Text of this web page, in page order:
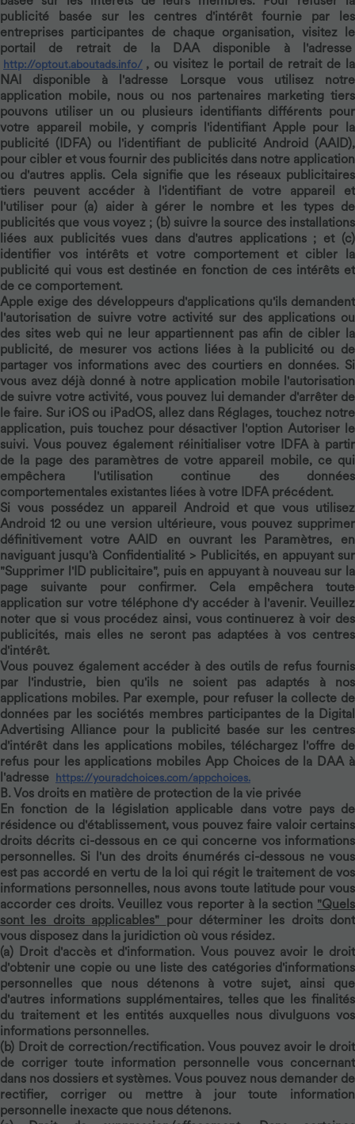
publicité basée sur les centres d'intérêt fournie par les
entreprises participantes de chaque organisation, visitez le
portail de retrait de la DAA disponible à l'adresse
http://optout.aboutads.info/ , ou visitez le portail de retrait de la
NAI disponible à l'adresse Lorsque vous utilisez notre
application mobile, nous ou nos partenaires marketing tiers
pouvons utiliser un ou plusieurs identifiants différents pour
votre appareil mobile, y compris l'identifiant Apple pour la
publicité (IDFA) ou l'identifiant de publicité Android (AAID),
pour cibler et vous fournir des publicités dans notre application
ou d'autres applis. Cela signifie que les réseaux publicitaires
tiers peuvent accéder à l'identifiant de votre appareil et
l'utiliser pour (a) aider à gérer le nombre et les types de
publicités que vous voyez ; (b) suivre la source des installations
liées aux publicités vues dans d'autres applications ; et (c)
identifier vos intérêts et votre comportement et cibler la
publicité qui vous est destinée en fonction de ces intérêts et
de ce comportement.
Apple exige des développeurs d'applications qu'ils demandent
l'autorisation de suivre votre activité sur des applications ou
des sites web qui ne leur appartiennent pas afin de cibler la
publicité, de mesurer vos actions liées à la publicité ou de
partager vos informations avec des courtiers en données. Si
vous avez déjà donné à notre application mobile l'autorisation
de suivre votre activité, vous pouvez lui demander d'arrêter de
le faire. Sur iOS ou iPadOS, allez dans Réglages, touchez notre
application, puis touchez pour désactiver l'option Autoriser le
suivi. Vous pouvez également réinitialiser votre IDFA à partir
de la page des paramètres de votre appareil mobile, ce qui
empêchera l'utilisation continue des données
comportementales existantes liées à votre IDFA précédent.
Si vous possédez un appareil Android et que vous utilisez
Android 12 ou une version ultérieure, vous pouvez supprimer
définitivement votre AAID en ouvrant les Paramètres, en
naviguant jusqu'à Confidentialité > Publicités, en appuyant sur
"Supprimer l'ID publicitaire", puis en appuyant à nouveau sur la
page suivante pour confirmer. Cela empêchera toute
application sur votre téléphone d'y accéder à l'avenir. Veuillez
noter que si vous procédez ainsi, vous continuerez à voir des
publicités, mais elles ne seront pas adaptées à vos centres
d'intérêt.
Vous pouvez également accéder à des outils de refus fournis
par l'industrie, bien qu'ils ne soient pas adaptés à nos
applications mobiles. Par exemple, pour refuser la collecte de
données par les sociétés membres participantes de la Digital
Advertising Alliance pour la publicité basée sur les centres
d'intérêt dans les applications mobiles, téléchargez l'offre de
refus pour les applications mobiles App Choices de la DAA à
l'adresse
https://youradchoices.com/appchoices.
B. Vos droits en matière de protection de la vie privée
En fonction de la législation applicable dans votre pays de
résidence ou d'établissement, vous pouvez faire valoir certains
droits décrits ci-dessous en ce qui concerne vos informations
personnelles. Si l'un des droits énumérés ci-dessous ne vous
est pas accordé en vertu de la loi qui régit le traitement de vos
informations personnelles, nous avons toute latitude pour vous
accorder ces droits. Veuillez vous reporter à la section "Quels
sont les droits applicables" pour déterminer les droits dont
vous disposez dans la juridiction où vous résidez.
(a) Droit d'accès et d'information. Vous pouvez avoir le droit
d'obtenir une copie ou une liste des catégories d'informations
personnelles que nous détenons à votre sujet, ainsi que
d'autres informations supplémentaires, telles que les finalités
du traitement et les entités auxquelles nous divulguons vos
informations personnelles.
(b) Droit de correction/rectification. Vous pouvez avoir le droit
de corriger toute information personnelle vous concernant
dans nos dossiers et systèmes. Vous pouvez nous demander de
rectifier, corriger ou mettre à jour toute information
personnelle inexacte que nous détenons.